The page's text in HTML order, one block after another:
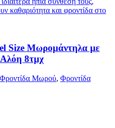
Size Μωρομάντηλα με
8τμχ
Φροντίδα Μωρού, Φροντίδα